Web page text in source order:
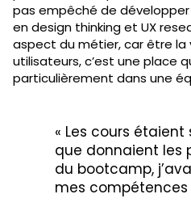
pas empêché de
en design thinking et UX
aspect du métier, car être la
utilisateurs, c’est une place
particulièrement dans une
« Les cours
que donnaient les
du bootcamp,
mes compétences